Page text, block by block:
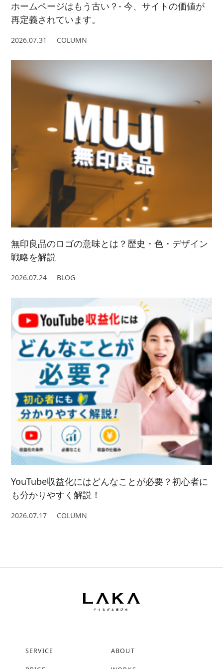
ホームページはもう古い？- 今、サイトの価値が
再定義されています。
2026.07.31 COLUMN
無印良品のロゴの意味とは？歴史・色・デザイン
戦略を解説
2026.07.24 BLOG
YouTube収益化にはどんなことが必要？初心者に
も分かりやすく解説！
2026.07.17 COLUMN
SERVICE ABOUT